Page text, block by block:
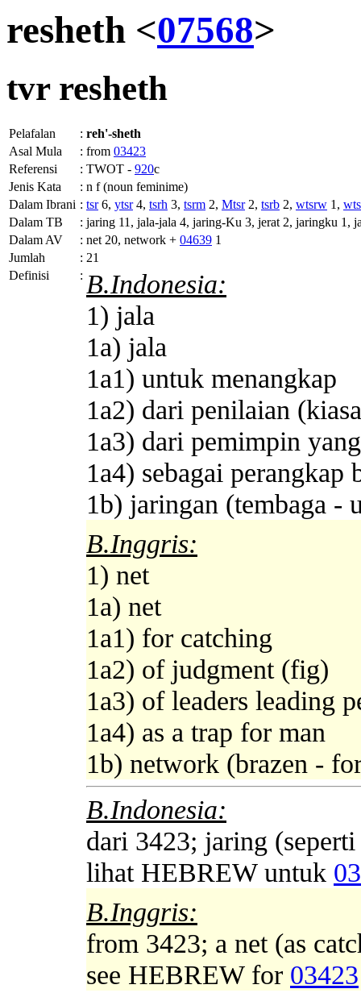
resheth <07568>
tvrresheth
Pelafalan : reh'-sheth
Asal Mula
: from 03423
Referensi
: TWOT - 920c
Jenis Kata
: n f (noun feminime)
Dalam Ibrani : tsr6, ytsr4, tsrh 3, tsrm 2, Mtsr2, tsrb 2, wtsrw 1,
Dalam TB
: jaring 11, jala-jala 4, jaring-Ku 3, jerat 2, jaringku 1,
Dalam AV
: net 20, network + 04639 1
Jumlah
: 21
Definisi
: B.Indonesia:
1) jala
1a) jala
1a1) untuk menangkap
1a2) dari penilaian
1a3) dari pemimpin
1a4) sebagai perangkap
1b) jaringan (tembaga -
B.Inggris:
1) net
1a) net
1a1) for catching
1a2) of judgment (fig)
1a3) of leaders leading
1a4) as a trap for man
1b) network (brazen -
B.Indonesia:
dari 3423; jaring
lihat HEBREW untuk
B.Inggris:
from 3423; a net (as
see HEBREW for 03423